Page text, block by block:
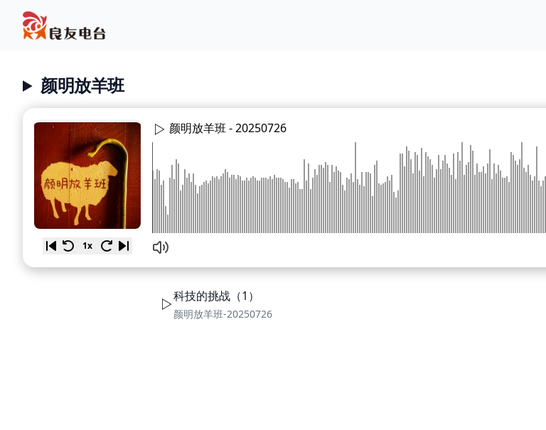
颜明放羊班
1x
颜明放羊班 -20250726
科技的挑战（1）
颜明放羊班-20250726